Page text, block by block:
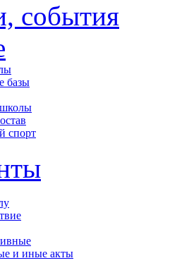
события
базы
спорт
и иные акты